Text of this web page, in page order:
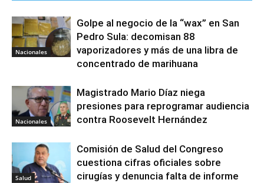
Nacionales
Golpe al negocio de la “wax” en San
Pedro Sula: decomisan 88
vaporizadores y más de una libra de
concentrado de marihuana
Nacionales
Magistrado Mario Díaz niega
presiones para reprogramar audiencia
contra Roosevelt Hernández
Salud
Comisión de Salud del Congreso
cuestiona cifras oficiales sobre
cirugías y denuncia falta de informe